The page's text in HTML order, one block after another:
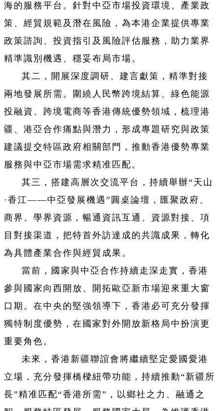
海的服務平台。針對中亞市場投資環境、產業政
策、經貿規範及潛在風險，為本港企業提供專業
政策諮詢、投資指引及風險評估服務，助力業界
精準識別機遇、穩妥布局市場。
其二，開展深度調研、建言獻策，精準對接
兩地發展所需。圍繞人民幣跨境結算、綠色能源
投融資、跨境電商等香港傳統優勢領域，梳理港
疆、港亞合作痛點與潛力，形成專題研究與政策
建議提交特區政府相關部門，推動香港優勢專業
服務與中亞市場需求精准匹配。
其三，搭建高層次交流平台，持續舉辦“天山
·香江——中亞發展機遇”圓桌論壇，匯聚政府、
商界、學界資源，暢通資訊互通、資源對接、項
目對接渠道，把特首外訪達成的共識成果，轉化
為具體產業合作與經貿成果。
當前，國家與中亞合作持續走深走實，香港
參與國家向西開放、開拓歐亞新市場迎來重大窗
口期。在中央的堅強領導下，香港必可充分發揮
獨特制度優勢，在國家對外開放新格局中扮演更
重要角色。
未來，香港新疆聯誼會將繼續堅定愛國愛港
立場，充分發揮橋樑紐帶功能，持續推動“新疆所
長”精准匹配“香港所需”，以鄉社之力、融通之